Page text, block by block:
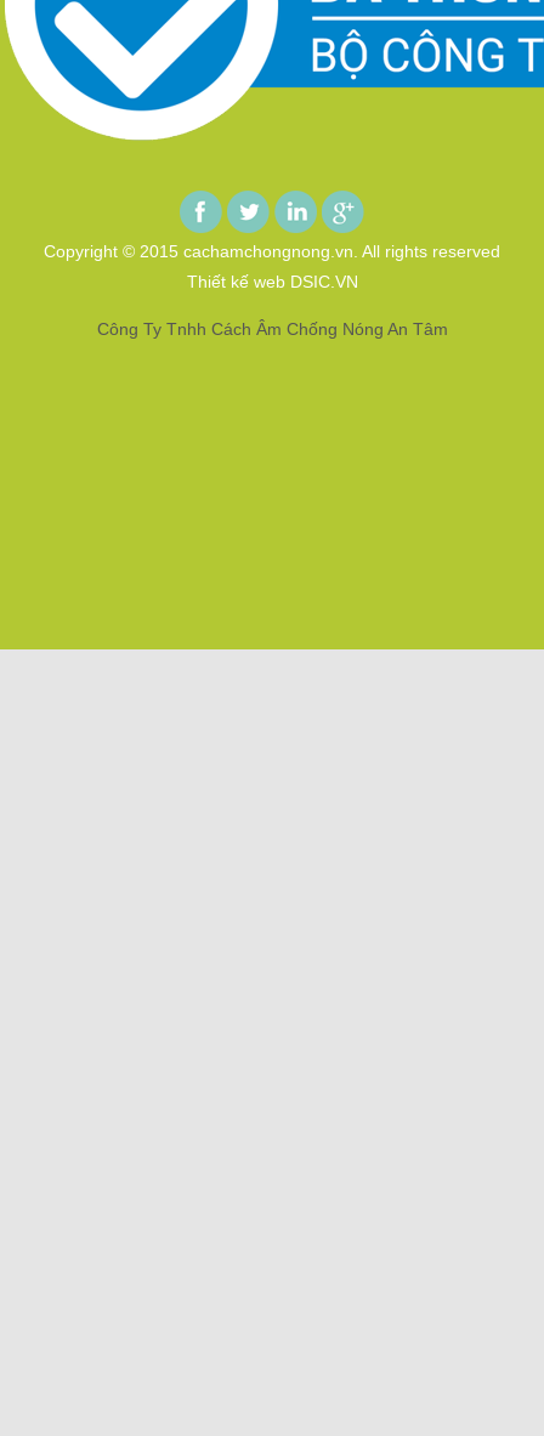
Copyright © 2015 cachamchongnong.vn. All rights reserved
Thiết kế web DSIC.VN
Công Ty Tnhh Cách Âm Chống Nóng An Tâm